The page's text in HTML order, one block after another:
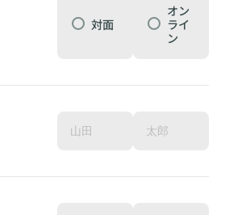
対面
オン
ライ
ン